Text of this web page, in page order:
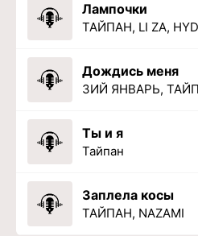
Лампочки
ТАЙПАН, LI ZA,
Дождись меня
3ИЙ ЯНВАРЬ,
Ты и я
Тайпан
Заплела косы
ТАЙПАН, NAZAMI